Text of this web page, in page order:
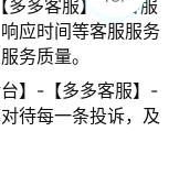
多多客服】-【客服
应时间等客服服务
务质量。
】-【多多客服】-
待每一条投诉，及